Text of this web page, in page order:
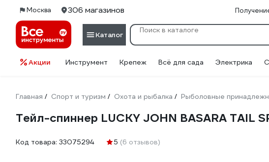
Москва 306 магазинов
Каталог
Акции Инструмент Крепеж Всё для сада Электрика
Главная / Спорт и туризм / Охота и рыбалка / Рыболовные
Тейл-спиннер LUCKY JOHN BASARA TAIL
Код товара: 33075294 5 (6 отзывов)